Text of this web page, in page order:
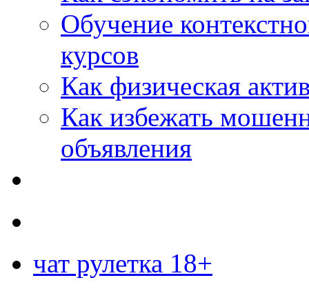
Обучение
курсов
Как физическая
Как избежать
объявления
чат рулетка 18+